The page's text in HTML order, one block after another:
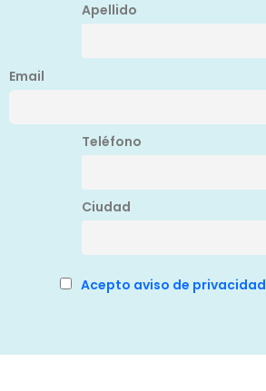
Apellido
Email
Teléfono
Ciudad
Acepto aviso de privacidad